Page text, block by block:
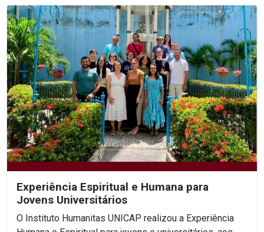
Experiência Espiritual e Humana para
Jovens Universitários
O Instituto Humanitas UNICAP realizou a Experiência